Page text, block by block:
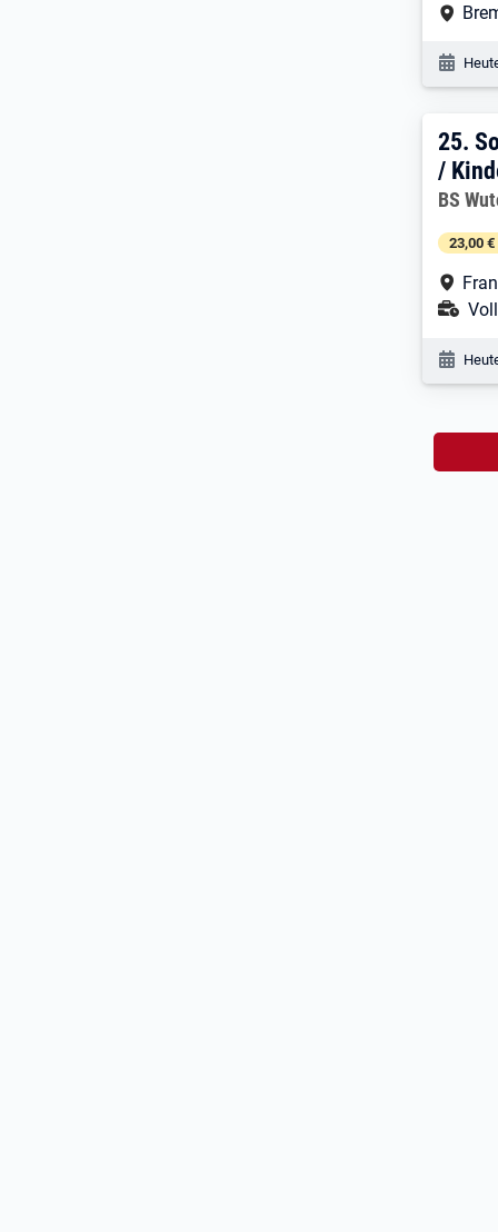
25.
25.
/
BS
23,00